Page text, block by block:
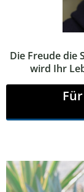
Die Freude die
wird Ihr